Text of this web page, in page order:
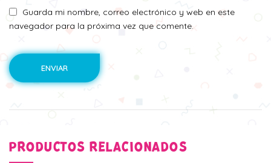
Guarda mi nombre, correo electrónico y web en este
navegador para la próxima vez que comente.
PRODUCTOS RELACIONADOS